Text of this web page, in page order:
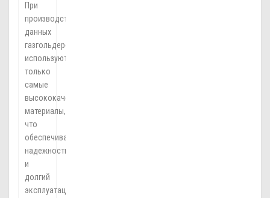
При
производстве
данных
газгольдеров
используются
только
самые
высококачественные
материалы,
что
обеспечивает
надежность
и
долгий
эксплуатационный